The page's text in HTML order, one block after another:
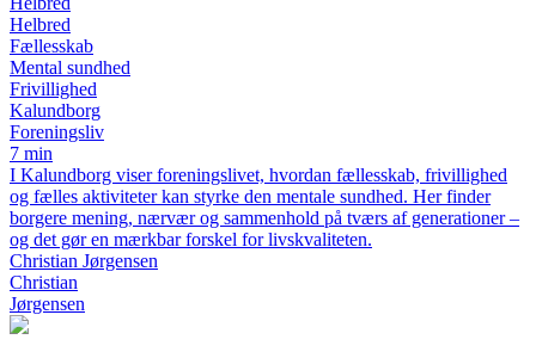
Helbred
Fællesskab
Mental sundhed
Frivillighed
Kalundborg
Foreningsliv
7 min
I Kalundborg viser foreningslivet, hvordan fællesskab, frivillighed
og fælles aktiviteter kan styrke den mentale sundhed. Her finder
borgere mening, nærvær og sammenhold på tværs af generationer –
og det gør en mærkbar forskel for livskvaliteten.
Christian Jørgensen
Christian
Jørgensen